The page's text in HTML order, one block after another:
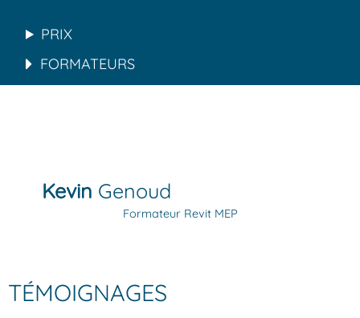
PRIX
FORMATEURS
Kevin Genoud
Formateur Revit MEP
TÉMOIGNAGES